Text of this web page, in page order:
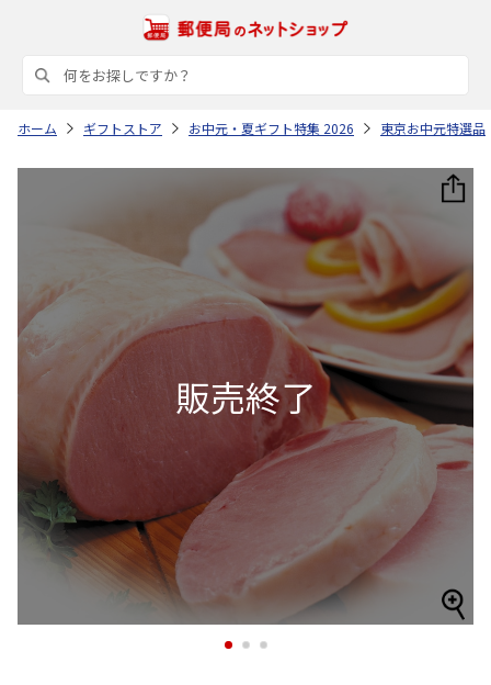
ホーム ギフトストア お中元・夏ギフト特集 2026 東京お中元特選品
1 2 3